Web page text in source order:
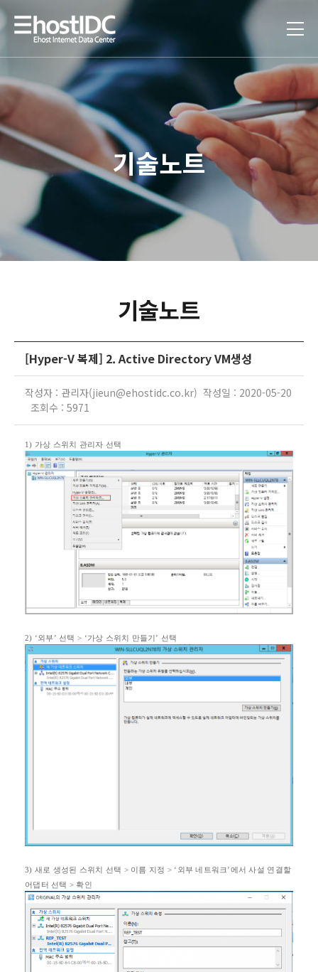
기술노트
기술노트
[Hyper-V 복제] 2. Active Directory VM생성
작성자 : 관리자(jieun@ehostidc.co.kr) 작성일 : 2020-05-20
조회수 : 5971
1) 가상 스위치 관리자 선택
2) ‘외부 ’선택 > ‘가상 스위치 만들기’선택
3) 새로 생성된 스위치 선택 > 이름 지정 > ‘ 외부 네트워크’에서 사설 연결할
어댑터 선택 > 확인